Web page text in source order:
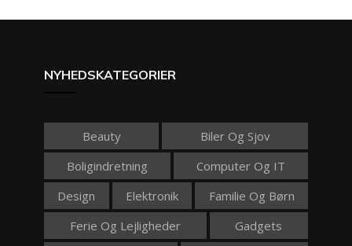
NYHEDSKATEGORIER
Beauty
Biler Og Sjov
Boligindretning
Computer Og IT
Design
Elektronik
Familie Og Børn
Ferie Og Lejligheder
Gadgets